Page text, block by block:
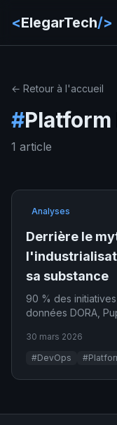
<ElegarTech/>
← Retour à l'accueil
#
1 article
Analyses
Derrière le
sa substance
90 % des
données DORA,
30 mars 2026
#DevOps